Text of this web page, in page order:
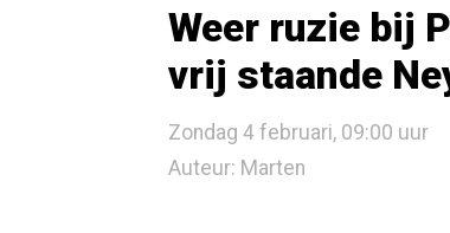
Weer ruzie bij
vrij staande
Zondag 4 februari, 09:00 uur
Auteur: Marten